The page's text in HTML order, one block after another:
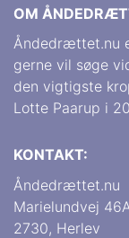
OM
Åndedrættet.nu
gerne vil søge
den vigtigste
Lotte Paarup i
KONTAKT:
Åndedrættet.nu
Marielundvej
2730, Herlev